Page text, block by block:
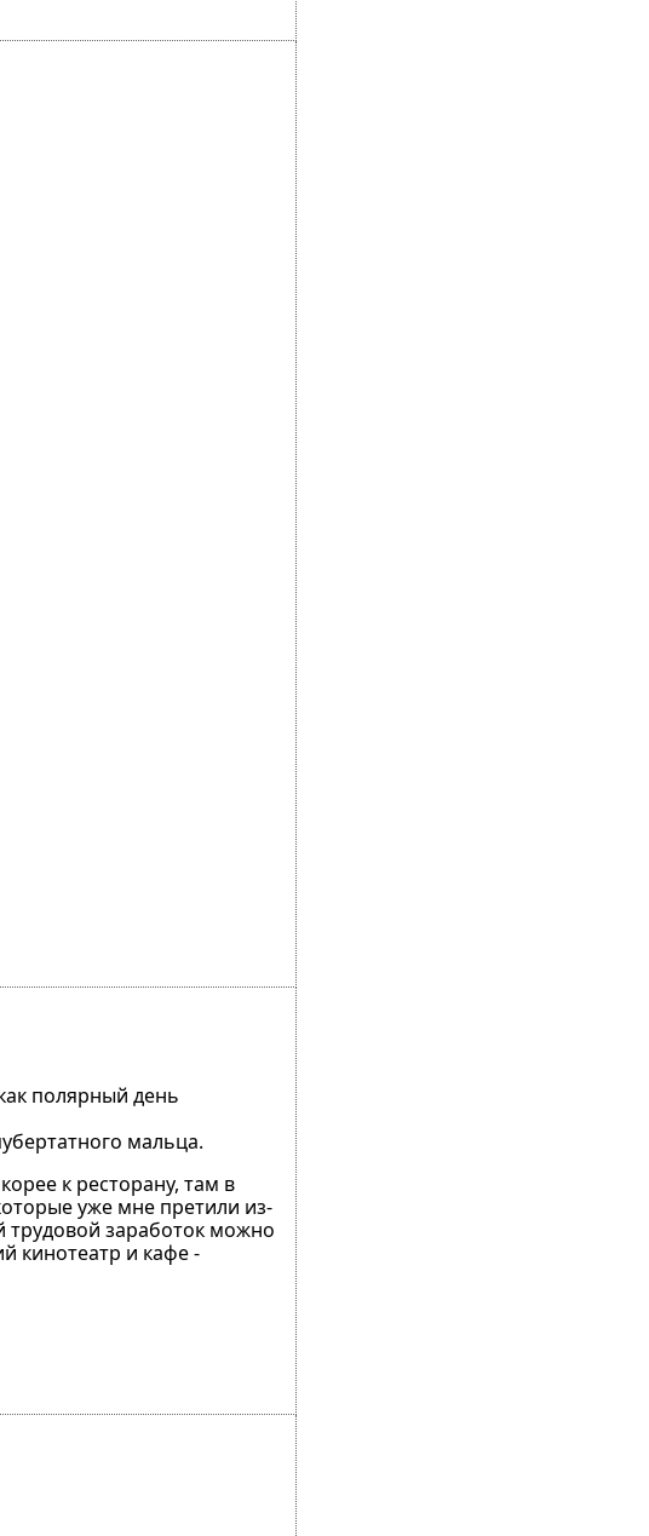
полярный день
мальца.
к ресторану, там в
уже мне претили из-
трудовой заработок можно
кинотеатр и кафе -